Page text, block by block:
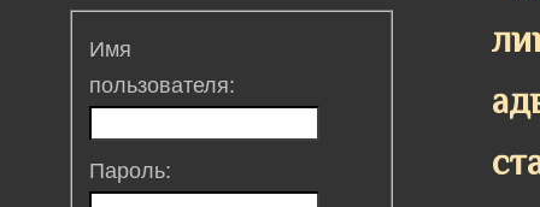
Имя
пользователя:
Пароль: